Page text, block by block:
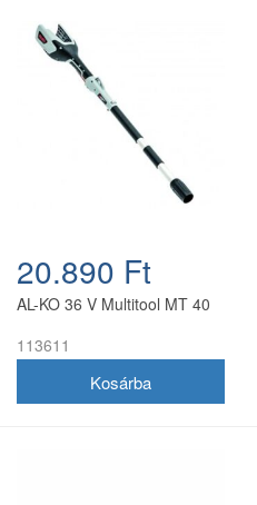
20.890 Ft
AL-KO 36 V Multitool MT 40
113611